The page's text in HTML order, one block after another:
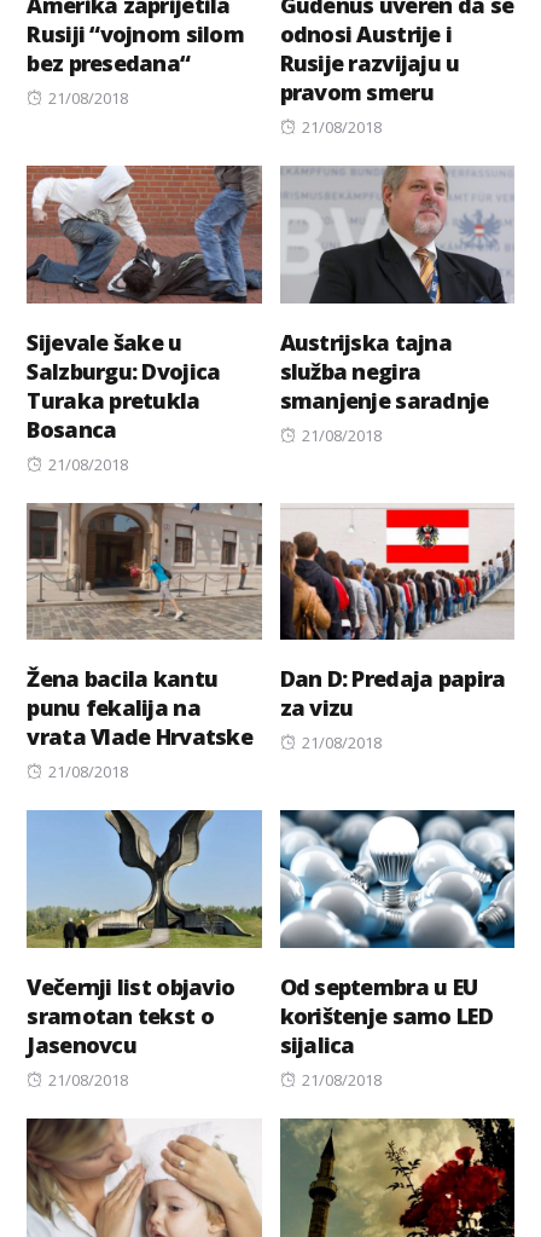
Rusiji “vojnom silom
bez presedana“
Posted
21/08/2018
odnosi Austrije i
Rusije razvijaju u
pravom smeru
Posted
21/08/2018
Sijevale šake u
Salzburgu: Dvojica
Turaka pretukla
Bosanca
Posted
21/08/2018
Austrijska tajna
služba negira
smanjenje saradnje
Posted
21/08/2018
Žena bacila kantu
punu fekalija na
vrata Vlade Hrvatske
Posted
21/08/2018
Dan D: Predaja papira
za vizu
Posted
21/08/2018
Večernji list objavio
sramotan tekst o
Jasenovcu
Posted
21/08/2018
Od septembra u EU
korištenje samo LED
sijalica
Posted
21/08/2018